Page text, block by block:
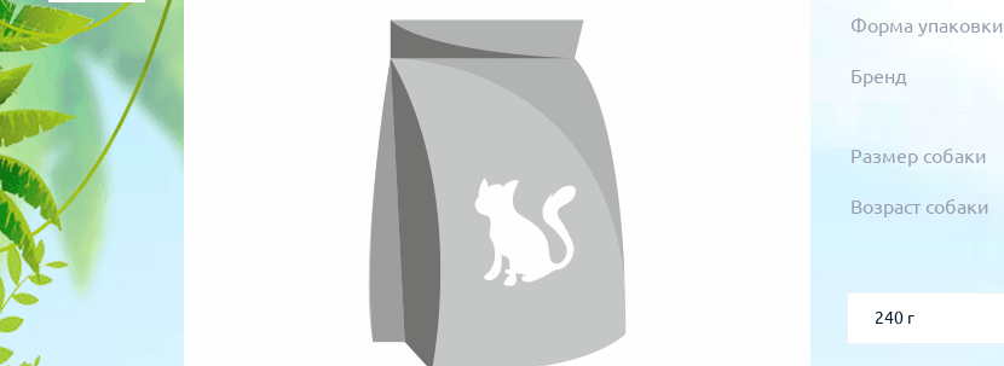
Для рыбок
Для рептилий Обследование
Лаборатория
Стоматология
Форма упаковки
Бренд
Размер собаки
Возраст собаки
240 г